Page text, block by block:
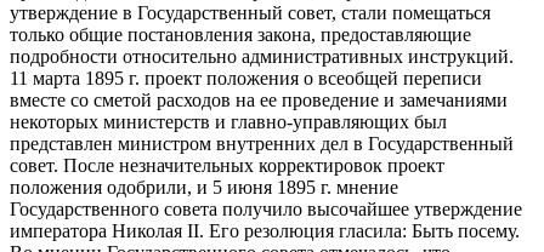
утверждение в Государственный совет, стали помещаться
только общие постановления закона, предоставляющие
подробности относительно административных инструкций.
11 марта 1895 г. проект положения о всеобщей переписи
вместе со сметой расходов на ее проведение и замечаниями
некоторых министерств и главно-управляющих был
представлен министром внутренних дел в Государственный
совет. После незначительных корректировок проект
положения одобрили, и 5 июня 1895 г. мнение
Государственного совета получило высочайшее утверждение
императора Николая II. Его резолюция гласила: Быть посему.